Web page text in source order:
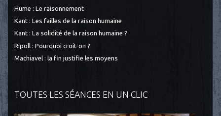
Hume : Le raisonnement
Kant : Les failles de la raison humaine
Kant : La solidité de la raison humaine ?
Ripoll : Pourquoi croit-on ?
Machiavel : la fin justifie les moyens
TOUTES LES SÉANCES EN UN CLIC